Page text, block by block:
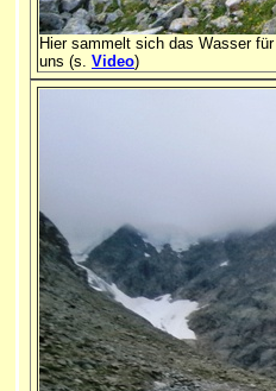
Hier sammelt sich das Wasser
uns (s. Video)